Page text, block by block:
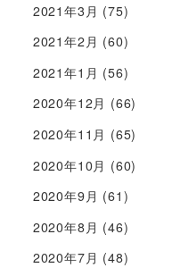
2021年3月 (75)
2021年2月 (60)
2021年1月 (56)
2020年12月 (66)
2020年11月 (65)
2020年10月 (60)
2020年9月 (61)
2020年8月 (46)
2020年7月 (48)